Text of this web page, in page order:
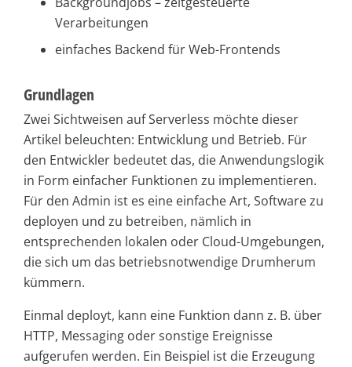
Verarbeitungen
einfaches Backend für Web-Frontends
Grundlagen
Zwei Sichtweisen auf Serverless möchte dieser
Artikel beleuchten: Entwicklung und Betrieb. Für
den Entwickler bedeutet das, die Anwendungslogik
in Form einfacher Funktionen zu implementieren.
Für den Admin ist es eine einfache Art, Software zu
deployen und zu betreiben, nämlich in
entsprechenden lokalen oder Cloud-Umgebungen,
die sich um das betriebsnotwendige Drumherum
kümmern.
Einmal deployt, kann eine Funktion dann z. B. über
HTTP, Messaging oder sonstige Ereignisse
aufgerufen werden. Ein Beispiel ist die Erzeugung